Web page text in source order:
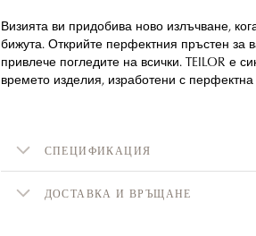
Визията ви придобива ново излъчване,
бижута. Открийте перфектния пръстен за
привлече погледите на всички. TEILOR е
времето изделия, изработени с перфектна
СПЕЦИФИКАЦИЯ
ДОСТАВКА И ВРЪЩАНЕ